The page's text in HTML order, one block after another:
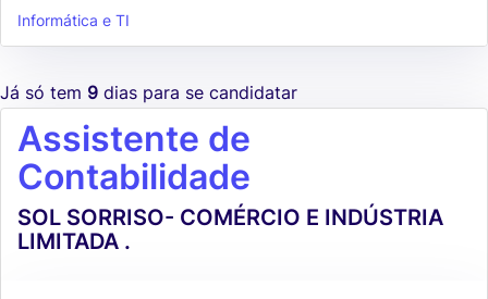
Informática e TI
Já só tem 9 dias para se candidatar
Assistente de
Contabilidade
SOL SORRISO- COMÉRCIO E INDÚSTRIA
LIMITADA .